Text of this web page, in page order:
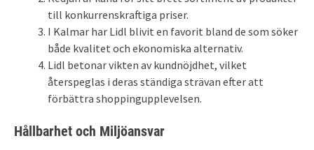
till konkurrenskraftiga priser.
I Kalmar har Lidl blivit en favorit bland de som söker
både kvalitet och ekonomiska alternativ.
Lidl betonar vikten av kundnöjdhet, vilket
återspeglas i deras ständiga strävan efter att
förbättra shoppingupplevelsen.
Hållbarhet och Miljöansvar